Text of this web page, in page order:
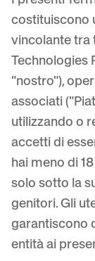
Sfoca
Sfoca
Sfocatura
Sfocatura
Intervista
Sfocatura
Sfoca targa
Sfoca il viso
Sfoca
Sfoca
AI Video
Sfoca Volti
Telecamere
Media e
Proiezioni,
Retail ed
Filmati di
Sanità
Governance
FOIA,
Batch di
FAQ
Blog
Whitepapers
Strumenti
Categoria
Prodotti
Choose
costituiscono
vincolante tra
Technologies
"nostro"),
associati
utilizzando o
accetti di
hai meno di
solo sotto la
genitori. Gli
garantiscono
entità ai